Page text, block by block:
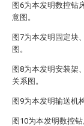
图6为本发明数控钻
意图。
图7为本发明固定块
图。
图8为本发明安装架
关系图。
图9为本发明输送机
图10为本发明数控